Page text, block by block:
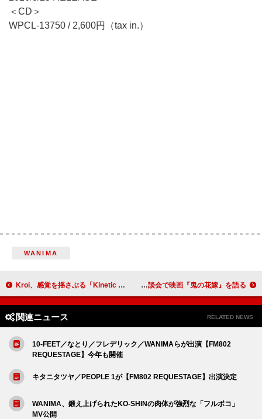
＜CD＞
WPCL-13750 / 2,600円（tax in.）
WANIMA
Kroi、感覚を揺さぶる「Kinetic feat. INCOGNITO」MV公開 永瀬廉×吉川愛×伊藤健太郎×片岡凜、スペシャル座談会で映画『鬼の花嫁』を語る
関連ニュース RELATED NEWS
10-FEET／なとり／フレデリック／WANIMAらが出演【FM802
REQUESTAGE】今年も開催
キタニタツヤ／PEOPLE 1が【FM802 REQUESTAGE】出演決定
WANIMA、鍛え上げられたKO-SHINの肉体が強烈な「フルボコ」
MV公開